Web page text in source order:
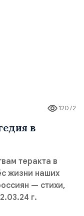
12072
в
теракта в
— стихи,
г.